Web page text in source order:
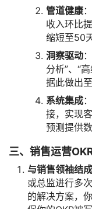
管道健康
收入环比
缩短至50天
洞察驱动
分析”、“
据此做出
系统集成
接，实现
预测提供数
三、销售运营
与销售领袖结
或总监进行多
的解决方案，